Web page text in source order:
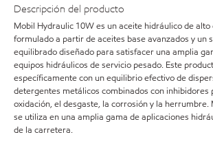
Descripción del producto
Mobil Hydraulic 10W es un aceite hidráulico de
formulado a partir de aceites base avanzados y un
equilibrado diseñado para satisfacer una amplia
equipos hidráulicos de servicio pesado. Este
específicamente con un equilibrio efectivo de
detergentes metálicos combinados con inhibidores
oxidación, el desgaste, la corrosión y la
se utiliza en una amplia gama de aplicaciones
de la carretera.